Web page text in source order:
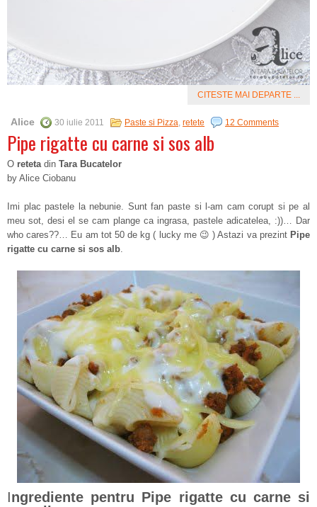
CITESTE MAI DEPARTE ...
Alice 30 iulie 2011 Paste si Pizza, retete 12 Comments
Pipe rigatte cu carne si sos alb
O retetadin Tara Bucatelor
by Alice Ciobanu
Imi plac pastele la nebunie. Sunt fan paste si l-am cam corupt si pe al
meu sot, desi el se cam plange ca ingrasa, pastele adicatelea, :))… Dar
who cares??… Eu am tot 50 de kg ( lucky me 😉 ) Astazi va prezint Pipe
rigatte cu carne si sos alb.
Ingrediente pentru Pipe rigatte cu carne si